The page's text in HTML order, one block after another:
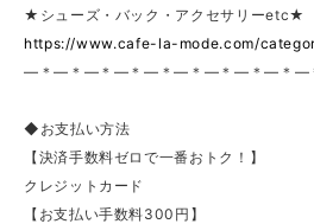
★シューズ・バック・アクセサリーetc★
https://www.cafe-la-mode.com/
—＊—＊—＊—＊—＊—＊—＊—＊—＊—
◆お支払い方法
【決済手数料ゼロで一番おトク！】
クレジットカード
【お支払い手数料300円】